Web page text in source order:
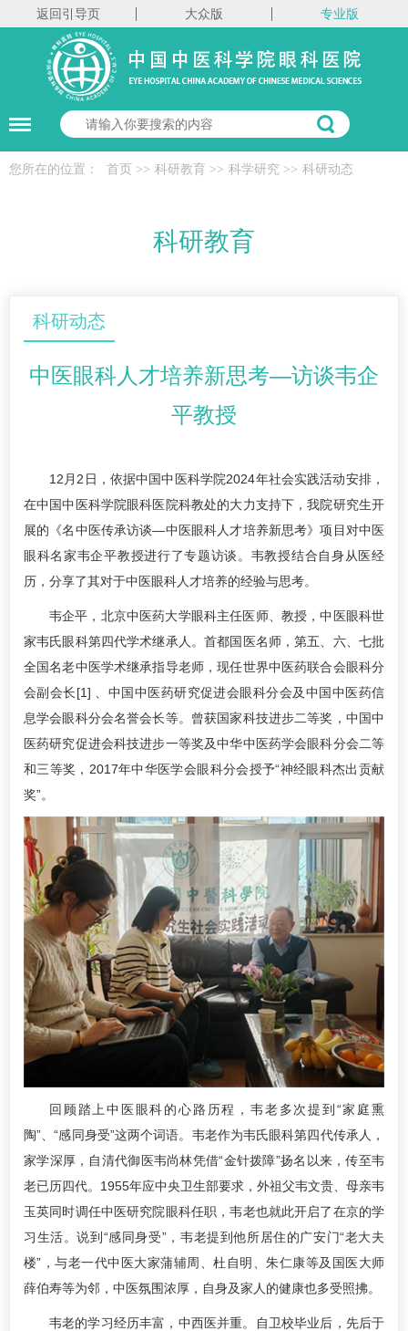
返回引导页 大众版 专业版
您所在的位置： 首页 >> 科研教育 >> 科学研究 >> 科研动态
科研教育
科研动态
中医眼科人才培养新思考—访谈韦企
平教授
12月2日，依据中国中医科学院2024年社会实践活动安排，
在中国中医科学院眼科医院科教处的大力支持下，我院研究生开
展的《名中医传承访谈—中医眼科人才培养新思考》项目对中医
眼科名家韦企平教授进行了专题访谈。韦教授结合自身从医经
历，分享了其对于中医眼科人才培养的经验与思考。
韦企平，北京中医药大学眼科主任医师、教授，中医眼科世
家韦氏眼科第四代学术继承人。首都国医名师，第五、六、七批
全国名老中医学术继承指导老师，现任世界中医药联合会眼科分
会副会长[1] 、中国中医药研究促进会眼科分会及中国中医药信
息学会眼科分会名誉会长等。曾获国家科技进步二等奖，中国中
医药研究促进会科技进步一等奖及中华中医药学会眼科分会二等
和三等奖，2017年中华医学会眼科分会授予“神经眼科杰出贡献
奖”。
回顾踏上中医眼科的心路历程，韦老多次提到“家庭熏
陶”、“感同身受”这两个词语。韦老作为韦氏眼科第四代传承人，
家学深厚，自清代御医韦尚林凭借“金针拨障”扬名以来，传至韦
老已历四代。1955年应中央卫生部要求，外祖父韦文贵、母亲韦
玉英同时调任中医研究院眼科任职，韦老也就此开启了在京的学
习生活。说到“感同身受”，韦老提到他所居住的广安门“老大夫
楼”，与老一代中医大家蒲辅周、杜自明、朱仁康等及国医大师
薛伯寿等为邻，中医氛围浓厚，自身及家人的健康也多受照拂。
韦老的学习经历丰富，中西医并重。自卫校毕业后，先后于